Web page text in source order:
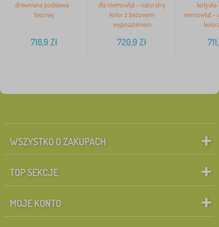
drewnianą podstawą -
beżowy
718,9 Zł
dla niemowląt – naturalny
kolor z beżowym
wyposażeniem
720,9 Zł
niemowląt -
WSZYSTKO O ZAKUPACH
TOP SEKCJE
MOJE KONTO